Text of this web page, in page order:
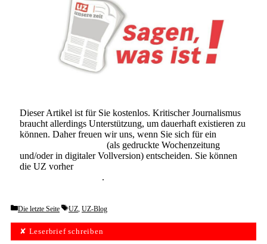
Dieser Artikel ist für Sie kostenlos. Kritischer Journalismus
braucht allerdings Unterstützung, um dauerhaft existieren zu
können. Daher freuen wir uns, wenn Sie sich für ein
(als gedruckte Wochenzeitung
und/oder in digitaler Vollversion) entscheiden. Sie können
die UZ vorher
.
Categories
Die letzte Seite Tags
UZ, UZ-Blog
✘ Leserbrief schreiben